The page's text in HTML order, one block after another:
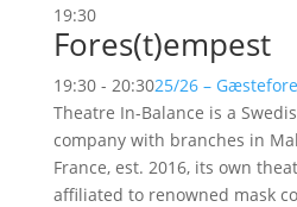
19:30
Fores(t)empest
19:30 - 20:3025/26 –
Theatre In-Balance is a
company with branches in
France, est. 2016, its own
affiliated to renowned mask